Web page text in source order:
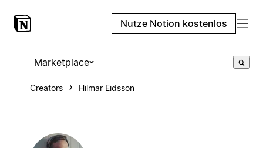
Nutze Notion kostenlos
Marketplace
Creators Hilmar Eidsson